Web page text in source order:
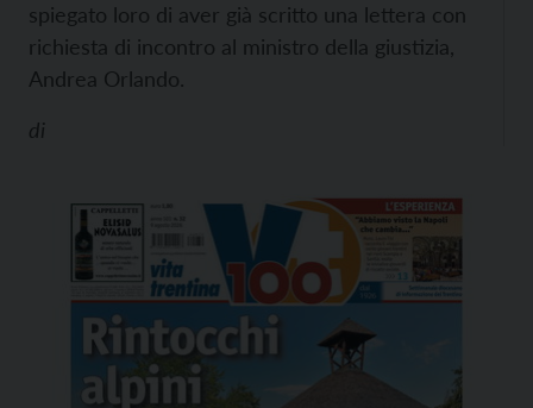
spiegato loro di aver già scritto una lettera con
richiesta di incontro al ministro della giustizia,
Andrea Orlando.
di